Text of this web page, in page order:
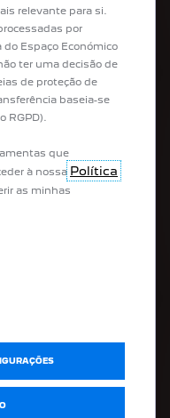
relevante para si.
por
Espaço Económico
ter uma decisão de
de proteção de
baseia-se
RGPD).
que
à nossa Política
as minhas